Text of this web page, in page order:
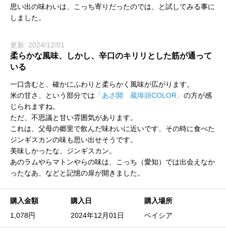
思い出の味わいは、こっち寄りだったのでは、と試してみる事に
しました。
更新: 2024/12/01
柔らかな風味、しかし、辛口のキリリとした筋が通って
いる
一口含むと、確かにふわりと柔らかく風味が広がります。
米の甘さ、という部分では 「あさ開 蔵埠頭COLOR」 の方が感
じられますね。
ただ、不思議と甘い雰囲気があります。
これは、父母の郷里で飲んだ味わいに近いです、その時に食べた
ジンギスカンの味も思い出せそうです。
美味しかったな、ジンギスカン。
あのラムやらマトンやらの味は、こっち（愛知）では出会えなか
ったなあ、などと記憶の扉が開きました。
購入金額
1,078円
購入日
2024年12月01日
購入場所
ベイシア